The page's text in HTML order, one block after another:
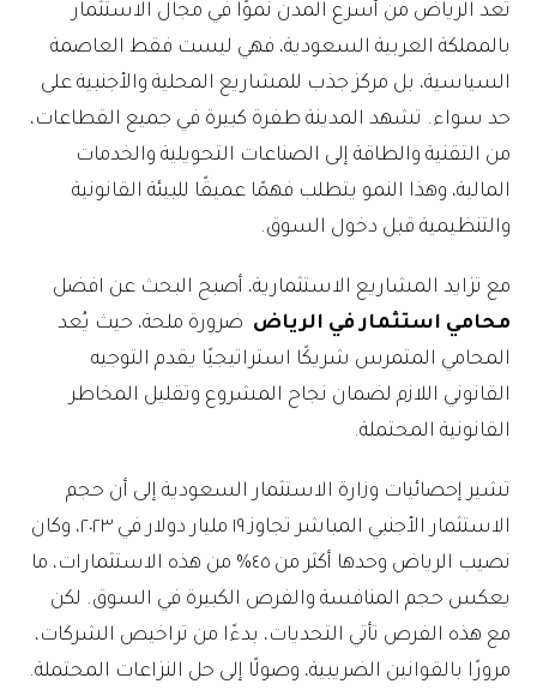
تعد الرياض من أسرع المدن نموًا في مجال الاستثمار
بالمملكة العربية السعودية، فهي ليست فقط العاصمة
السياسية، بل مركز جذب للمشاريع المحلية والأجنبية على
حد سواء. تشهد المدينة طفرة كبيرة في جميع القطاعات،
من التقنية والطاقة إلى الصناعات التحويلية والخدمات
المالية، وهذا النمو يتطلب فهمًا عميقًا للبيئة القانونية
والتنظيمية قبل دخول السوق.
مع تزايد المشاريع الاستثمارية، أصبح البحث عن افضل
محامي استثمار في الرياض ضرورة ملحة، حيث يُعد
المحامي المتمرس شريكًا استراتيجيًا يقدم التوجيه
القانوني اللازم لضمان نجاح المشروع وتقليل المخاطر
القانونية المحتملة.
تشير إحصائيات وزارة الاستثمار السعودية إلى أن حجم
الاستثمار الأجنبي المباشر تجاوز ١٩ مليار دولار في ٢٠٢٣، وكان
نصيب الرياض وحدها أكثر من ٤٥% من هذه الاستثمارات، ما
يعكس حجم المنافسة والفرص الكبيرة في السوق. لكن
مع هذه الفرص تأتي التحديات، بدءًا من تراخيص الشركات،
مرورًا بالقوانين الضريبية، وصولًا إلى حل النزاعات المحتملة.